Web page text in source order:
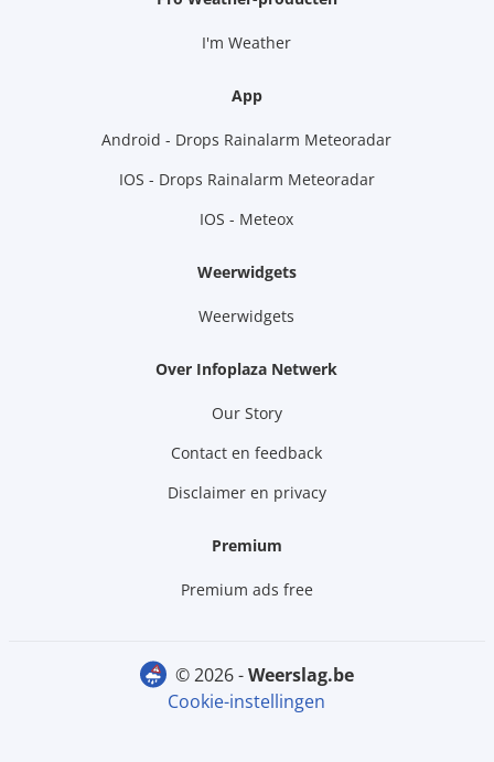
I'm Weather
App
Android - Drops Rainalarm Meteoradar
IOS - Drops Rainalarm Meteoradar
IOS - Meteox
Weerwidgets
Weerwidgets
Over Infoplaza Netwerk
Our Story
Contact en feedback
Disclaimer en privacy
Premium
Premium ads free
© 2026 -
weerslag.be
Cookie-instellingen